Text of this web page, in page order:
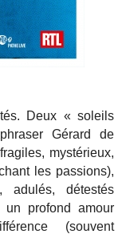
Deux « soleils
Gérard de
mystérieux,
les passions),
adulés, détestés
un profond amour
(souvent